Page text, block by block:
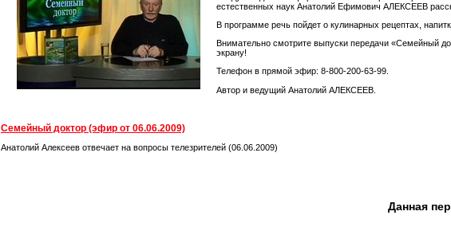
естественных наук Анатолий Ефимович АЛЕКСЕЕВ
В программе речь пойдет о кулинарных рецептах,
Внимательно смотрите выпуски передачи «Семейный
экрану!
Телефон в прямой эфир: 8-800-200-63-99.
Автор и ведущий Анатолий АЛЕКСЕЕВ.
Семейный доктор (эфир от 06.06.2009)
Анатолий Алексеев отвечает на вопросы телезрителей (06.06.2009)
Данная